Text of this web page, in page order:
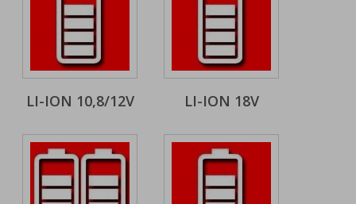
LI-ION 10,8/12V LI-ION 18V